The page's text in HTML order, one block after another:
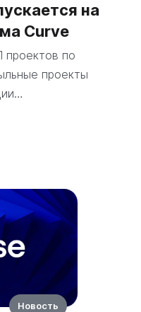
на
Curve
проектов по
проекты
Новость